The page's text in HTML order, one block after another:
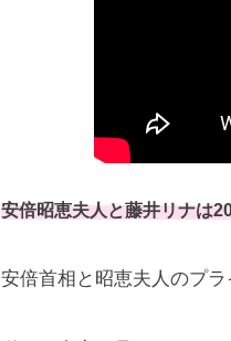
安倍昭恵夫人と藤井リナは
安倍首相と昭恵夫人のプ